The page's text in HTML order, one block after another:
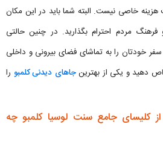
هزینه خاصی نیست. البته شما باید در این مکان
مردم احترام بگذارید. در چنین حالتی
از زمان سفر خودتان را به تماشای فضای بیرونی و داخلی
دهید و یکی از بهترینجاهای دیدنی کلمبو را
کلیسای جامع سنت لوسیا کلمبو چه